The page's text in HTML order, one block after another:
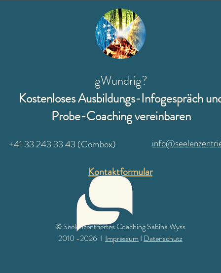
gWundrig?
Kostenloses Ausbildungs-Infogespräch
Probe-Coachingvereinbaren
+41 33 243 33 43 (Combox)
Kontaktformular
© Seelenzentriertes Coaching Sabina Wyss
2010 -2026 I Impressum I Datenschutz